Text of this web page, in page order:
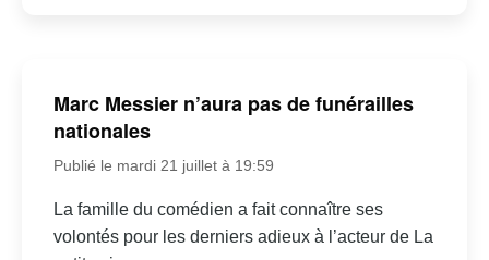
Marc Messier n’aura pas de funérailles
nationales
Publié le mardi 21 juillet à 19:59
La famille du comédien a fait connaître ses
volontés pour les derniers adieux à l’acteur de La